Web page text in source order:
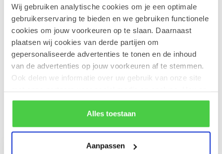
Wij gebruiken analytische cookies om je een optimale
gebruikerservaring te bieden en we gebruiken functionele
cookies om jouw voorkeuren op te slaan. Daarnaast
plaatsen wij cookies van derde partijen om
gepersonaliseerde advertenties te tonen en de inhoud
van de advertenties op jouw voorkeuren af te stemmen.
Ook delen we informatie over uw gebruik van onze site
rekening mee dat als je bepaalde cookies blokkeert, het
de correcte werking van de website kan verstoren.
Alles toestaan
Aanpassen
Tivoli Koekjes - Karamel met
Zeezout 150g
Op voorraad
€5,00
Leonidas Reep Melk - gezouten
Karamel 50g VOORDEELPAK (30)
€63,00
€59,85
Recent bekeken